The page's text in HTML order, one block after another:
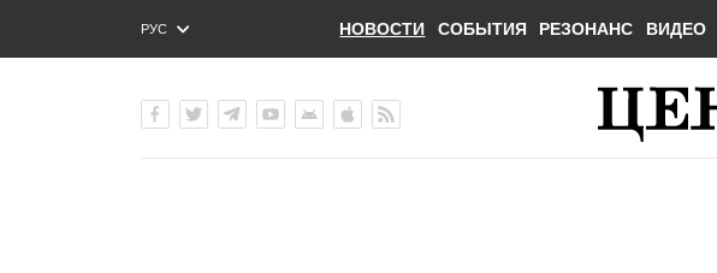
РУС
ENG
НОВОСТИ СОБЫТИЯ РЕЗОНАНС ВИДЕО